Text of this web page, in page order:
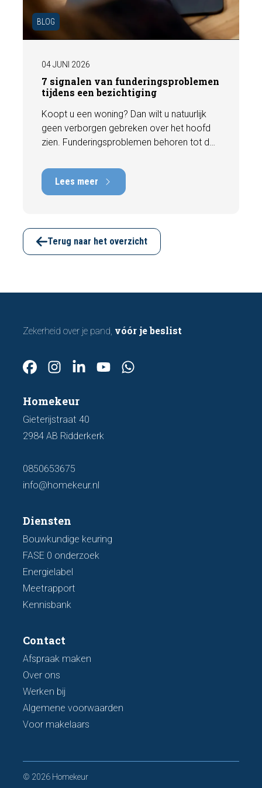
BLOG
04 JUNI 2026
7 signalen van funderingsproblemen
tijdens een bezichtiging
Koopt u een woning? Dan wilt u natuurlijk
geen verborgen gebreken over het hoofd
zien. Funderingsproblemen behoren tot de
kan hebben, met herstelkosten die kunnen
oplopen tot tienduizenden euro's. Gelukkig
zijn er tijdens een bezichtiging vaak al
funderingsschade of verzakkingen. In dit
artikel bespreken we zeven belangrijke
kenmerken waarop u kunt letten voordat u
Lees meer
Terug naar het overzicht
Zekerheid over je pand, vóór je beslist
Homekeur
Gieterijstraat 40
2984 AB Ridderkerk
0850653675
info@homekeur.nl
Diensten
Bouwkundige keuring
FASE 0 onderzoek
Energielabel
Meetrapport
Kennisbank
Contact
Afspraak maken
Over ons
Werken bij
Algemene voorwaarden
Voor makelaars
© 2026 Homekeur